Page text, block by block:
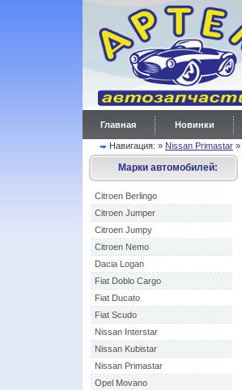
Главная Новинки
Навигация: » Nissan Primastar »
Марки автомобилей:
Citroen Berlingo
Citroen Jumper
Citroen Jumpy
Citroen Nemo
Dacia Logan
Fiat Doblo Cargo
Fiat Ducato
Fiat Scudo
Nissan Interstar
Nissan Kubistar
Nissan Primastar
Opel Movano